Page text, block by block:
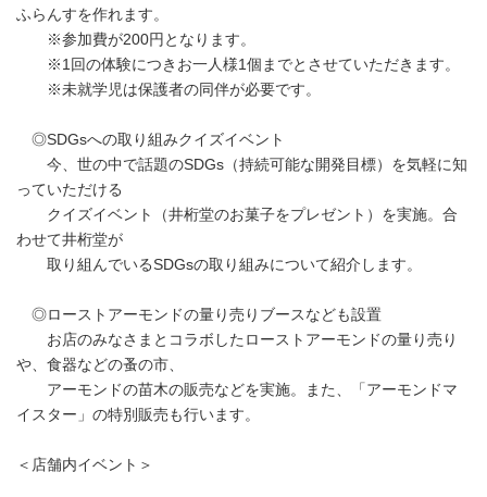
ふらんすを作れます。
※参加費が200円となります。
※1回の体験につきお一人様1個までとさせていただきます。
※未就学児は保護者の同伴が必要です。
◎SDGsへの取り組みクイズイベント
今、世の中で話題のSDGs（持続可能な開発目標）を気軽に知
っていただける
クイズイベント（井桁堂のお菓子をプレゼント）を実施。合
わせて井桁堂が
取り組んでいるSDGsの取り組みについて紹介します。
◎ローストアーモンドの量り売りブースなども設置
お店のみなさまとコラボしたローストアーモンドの量り売り
や、食器などの蚤の市、
アーモンドの苗木の販売などを実施。また、「アーモンドマ
イスター」の特別販売も行います。
＜店舗内イベント＞